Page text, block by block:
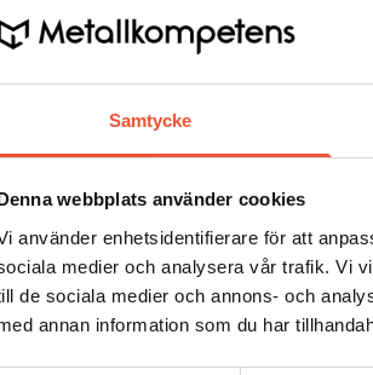
Samtycke
webbplats använder cookies
använder enhetsidentifierare för att
medier och analysera vår trafik. Vi
de sociala medier och annons- och
annan information som du har
9.2 Rullriktning med konkava-konvexa valsar